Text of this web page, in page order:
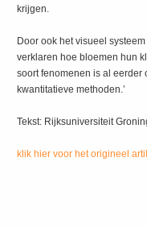
krijgen.
Door ook het visueel
verklaren hoe bloemen hun
soort fenomenen is al eerder
kwantitatieve methoden.’
Tekst: Rijksuniversiteit
klik hier voor het origineel